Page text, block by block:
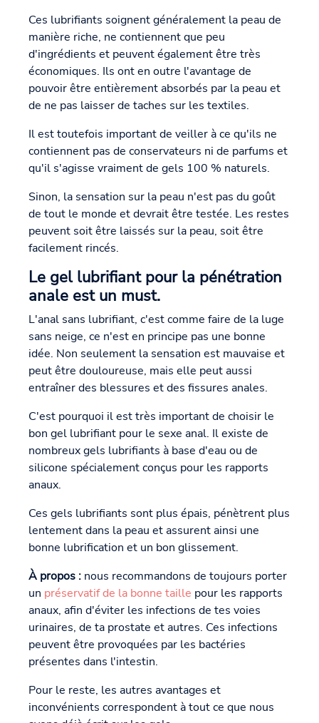
Ces lubrifiants soignent généralement la peau de
manière riche, ne contiennent que peu
d'ingrédients et peuvent également être très
économiques. Ils ont en outre l'avantage de
pouvoir être entièrement absorbés par la peau et
de ne pas laisser de taches sur les textiles.
Il est toutefois important de veiller à ce qu'ils ne
contiennent pas de conservateurs ni de parfums et
qu'il s'agisse vraiment de gels 100 % naturels.
Sinon, la sensation sur la peau n'est pas du goût
de tout le monde et devrait être testée. Les restes
peuvent soit être laissés sur la peau, soit être
facilement rincés.
Le gel lubrifiant pour la pénétration
anale est un must.
L'anal sans lubrifiant, c'est comme faire de la luge
sans neige, ce n'est en principe pas une bonne
idée. Non seulement la sensation est mauvaise et
peut être douloureuse, mais elle peut aussi
entraîner des blessures et des fissures anales.
C'est pourquoi il est très important de choisir le
bon gel lubrifiant pour le sexe anal. Il existe de
nombreux gels lubrifiants à base d'eau ou de
silicone spécialement conçus pour les rapports
anaux.
Ces gels lubrifiants sont plus épais, pénètrent plus
lentement dans la peau et assurent ainsi une
bonne lubrification et un bon glissement.
À propos : nous recommandons de toujours porter
un préservatif de la bonne taille pour les rapports
anaux, afin d'éviter les infections de tes voies
urinaires, de ta prostate et autres. Ces infections
peuvent être provoquées par les bactéries
présentes dans l'intestin.
Pour le reste, les autres avantages et
inconvénients correspondent à tout ce que nous